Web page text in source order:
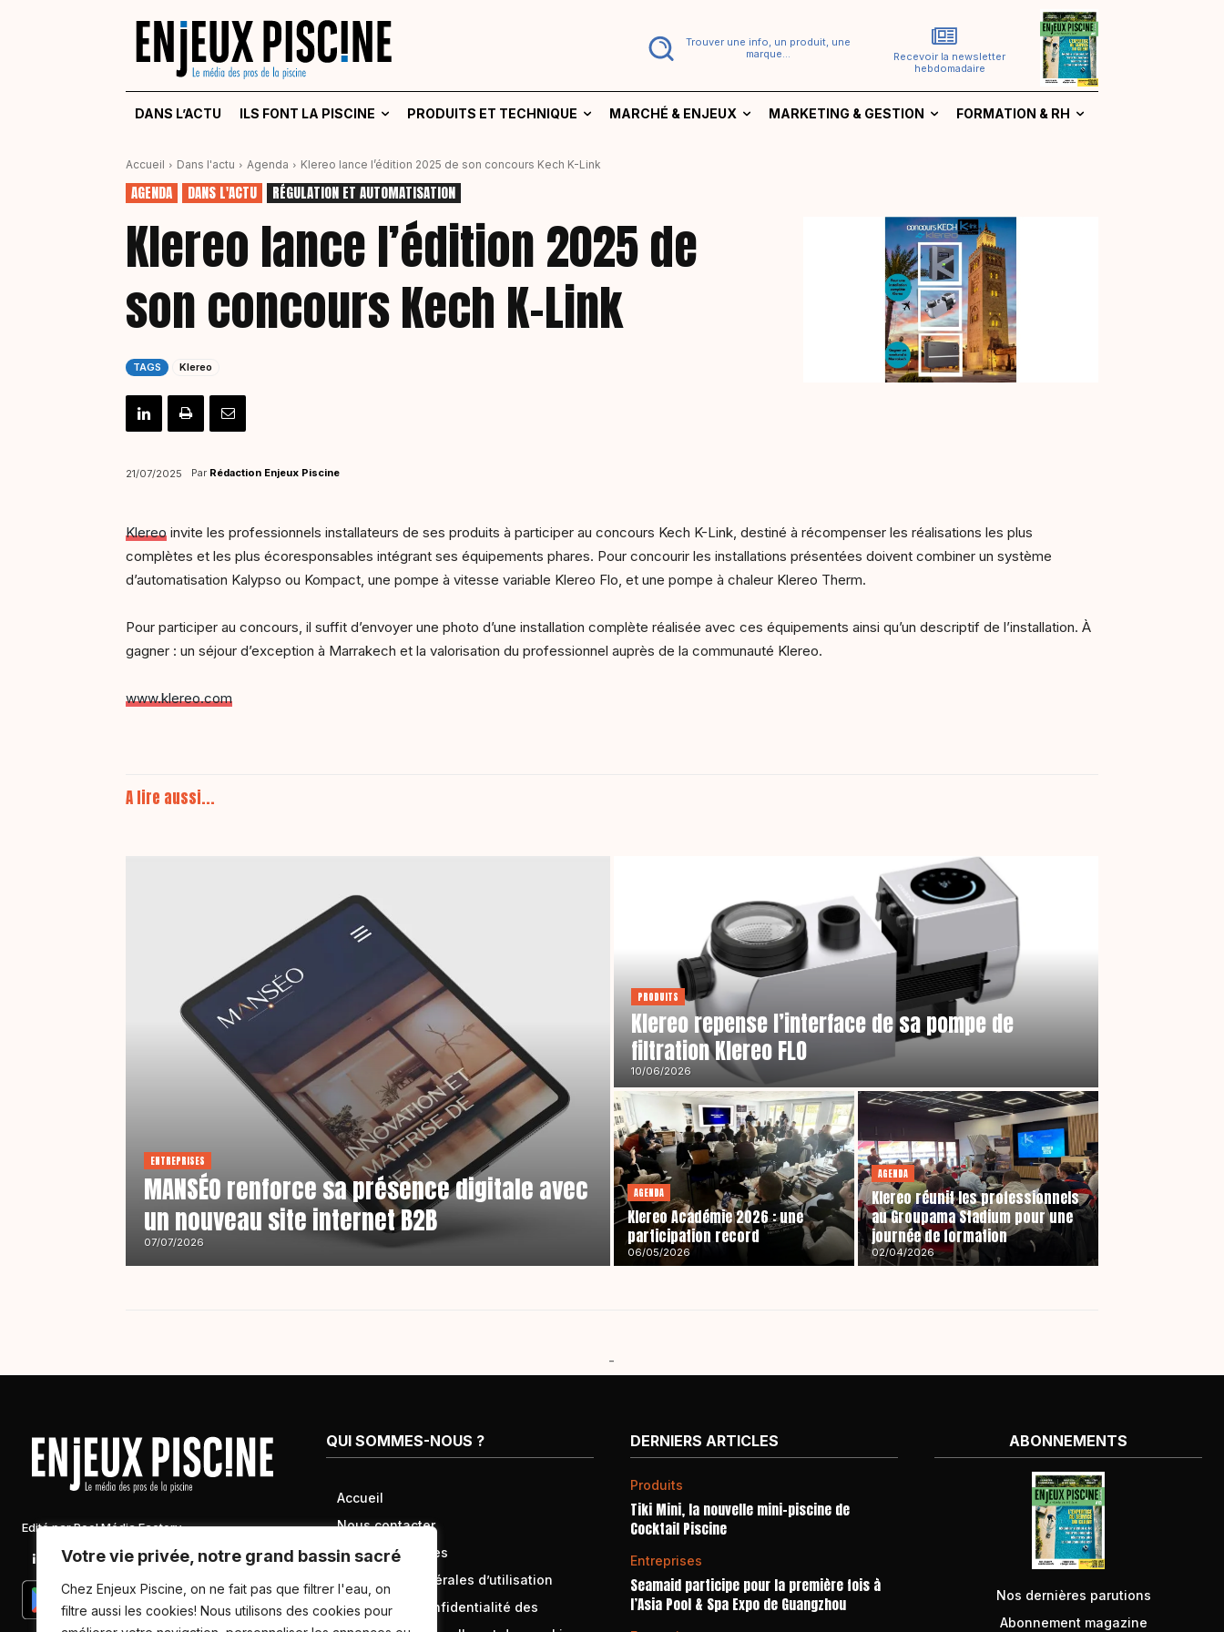
Votre vie privée, notre grand bassin sacré
Chez Enjeux Piscine, on ne fait pas que filtrer l'eau, on
filtre aussi les cookies! Nous utilisons des cookies pour
Trouver une info, un produit, une
marque...
Recevoir la newsletter
hebdomadaire
DANS L’ACTU ILS FONT LA PISCINE PRODUITS ET TECHNIQUE MARCHÉ & ENJEUX MARKETING & GESTION FORMATION & RH
Accueil Dans l'actu Agenda Klereo lance l’édition 2025 de son concours Kech K-Link
AGENDA DANS L'ACTU RÉGULATION ET AUTOMATISATION
Klereo lance l’édition 2025 de
son concours Kech K-Link
TAGS Klereo
21/07/2025 Par Rédaction Enjeux Piscine
Klereo invite les professionnels installateurs de ses produits à participer au concours Kech K-Link, destiné à récompenser les réalisations les plus
complètes et les plus écoresponsables intégrant ses équipements phares. Pour concourir les installations présentées doivent combiner un système
d’automatisation Kalypso ou Kompact, une pompe à vitesse variable Klereo Flo, et une pompe à chaleur Klereo Therm.
Pour participer au concours, il suffit d’envoyer une photo d’une installation complète réalisée avec ces équipements ainsi qu’un descriptif de l’installation. À
gagner : un séjour d’exception à Marrakech et la valorisation du professionnel auprès de la communauté Klereo.
www.klereo.com
A lire aussi...
ENTREPRISES
MANSÉO renforce sa présence digitale avec
un nouveau site internet B2B
07/07/2026
PRODUITS
Klereo repense l’interface de sa pompe de
filtration Klereo FLO
10/06/2026
AGENDA
Klereo Académie 2026 : une
participation record
06/05/2026
AGENDA
Klereo réunit les professionnels
au Groupama Stadium pour une
journée de formation
02/04/2026
-
Edité par Pool Média Factory
Linkedin Newsletter
QUI SOMMES-NOUS ?
Accueil
Nous contacter
Mentions légales
Conditions générales d’utilisation
Politique de confidentialité des
DERNIERS ARTICLES
Produits
Tiki Mini, la nouvelle mini-piscine de
Cocktail Piscine
Entreprises
Seamaid participe pour la première fois à
l’Asia Pool & Spa Expo de Guangzhou
ABONNEMENTS
Nos dernières parutions
Abonnement magazine